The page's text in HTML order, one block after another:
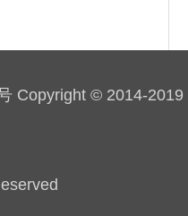
Copyright © 2014-